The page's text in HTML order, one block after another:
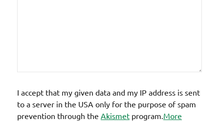
I accept that my given data and my IP address is sent
to a server in the USA only for the purpose of spam
prevention through the Akismet program. More